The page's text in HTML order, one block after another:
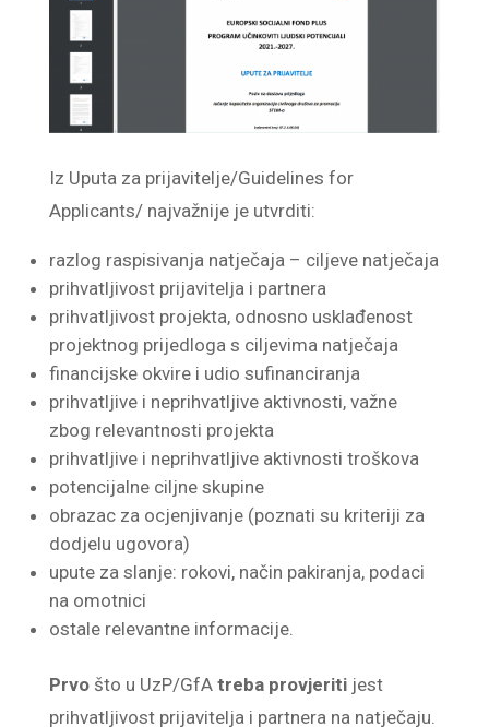
Iz Uputa za prijavitelje/Guidelines for
Applicants/ najvažnije je utvrditi:
razlog raspisivanja natječaja – ciljeve natječaja
prihvatljivost prijavitelja i partnera
prihvatljivost projekta, odnosno usklađenost
projektnog prijedloga s ciljevima natječaja
financijske okvire i udio sufinanciranja
prihvatljive i neprihvatljive aktivnosti, važne
zbog relevantnosti projekta
prihvatljive i neprihvatljive aktivnosti troškova
potencijalne ciljne skupine
obrazac za ocjenjivanje (poznati su kriteriji za
dodjelu ugovora)
upute za slanje: rokovi, način pakiranja, podaci
na omotnici
ostale relevantne informacije.
Prvo što u UzP/GfA treba provjeriti jest
prihvatljivost prijavitelja i partnera na natječaju.